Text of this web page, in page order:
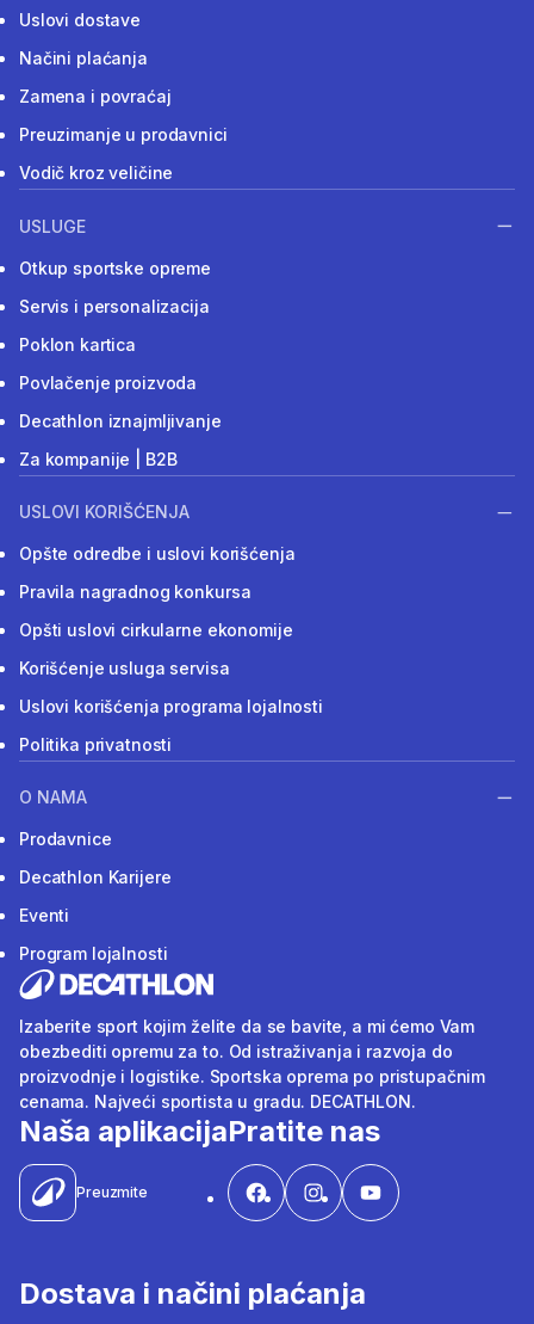
Uslovi dostave
Načini plaćanja
Zamena i povraćaj
Preuzimanje u prodavnici
Vodič kroz veličine
USLUGE
Otkup sportske opreme
Servis i personalizacija
Poklon kartica
Povlačenje proizvoda
Decathlon iznajmljivanje
Za kompanije | B2B
USLOVI KORIŠĆENJA
Opšte odredbe i uslovi korišćenja
Pravila nagradnog konkursa
Opšti uslovi cirkularne ekonomije
Korišćenje usluga servisa
Uslovi korišćenja programa lojalnosti
Politika privatnosti
O NAMA
Prodavnice
Decathlon Karijere
Eventi
Program lojalnosti
Izaberite sport kojim želite da se bavite, a mi ćemo Vam
obezbediti opremu za to. Od istraživanja i razvoja do
proizvodnje i logistike. Sportska oprema po pristupačnim
cenama. Najveći sportista u gradu. DECATHLON.
Naša aplikacija
Preuzmite
Pratite nas
Dostava i načini plaćanja